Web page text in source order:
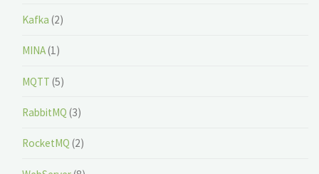
Kafka (2)
MINA(1)
MQTT (5)
RabbitMQ (3)
RocketMQ (2)